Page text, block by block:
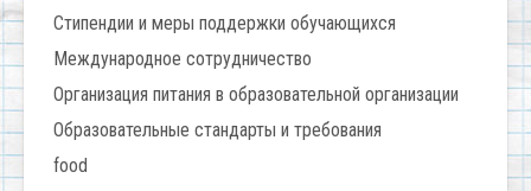
Стипендии и меры поддержки обучающихся
Международное сотрудничество
Организация питания в образовательной организации
Образовательные стандарты и требования
food